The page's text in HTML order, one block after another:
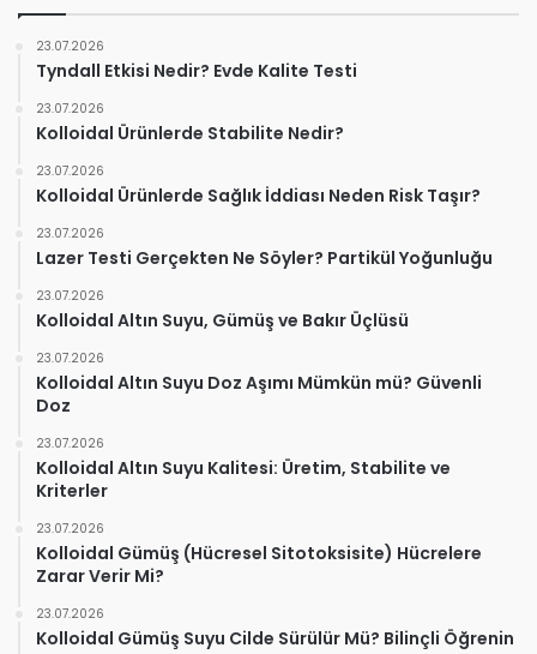
23.07.2026
Tyndall Etkisi Nedir? Evde Kalite Testi
23.07.2026
Kolloidal Ürünlerde Stabilite Nedir?
23.07.2026
Kolloidal Ürünlerde Sağlık İddiası Neden Risk Taşır?
23.07.2026
Lazer Testi Gerçekten Ne Söyler? Partikül Yoğunluğu
23.07.2026
Kolloidal Altın Suyu, Gümüş ve Bakır Üçlüsü
23.07.2026
Kolloidal Altın Suyu Doz Aşımı Mümkün mü? Güvenli
Doz
23.07.2026
Kolloidal Altın Suyu Kalitesi: Üretim, Stabilite ve
Kriterler
23.07.2026
Kolloidal Gümüş (Hücresel Sitotoksisite) Hücrelere
Zarar Verir Mi?
23.07.2026
Kolloidal Gümüş Suyu Cilde Sürülür Mü? Bilinçli Öğrenin